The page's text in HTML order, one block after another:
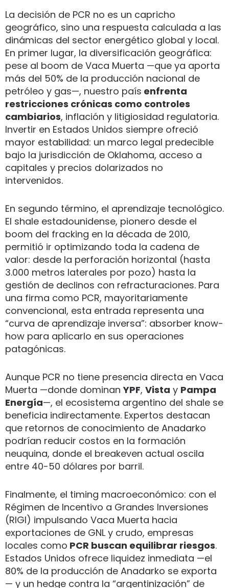
La decisión de PCR no es un capricho
geográfico, sino una respuesta calculada a las
dinámicas del sector energético global y local.
En primer lugar, la diversificación geográfica:
pese al boom de Vaca Muerta —que ya aporta
más del 50% de la producción nacional de
petróleo y gas—, nuestro país enfrenta
restricciones crónicas como controles
cambiarios, inflación y litigiosidad regulatoria.
Invertir en Estados Unidos siempre ofreció
mayor estabilidad: un marco legal predecible
bajo la jurisdicción de Oklahoma, acceso a
capitales y precios dolarizados no
intervenidos.
En segundo término, el aprendizaje tecnológico.
El shale estadounidense, pionero desde el
boom del fracking en la década de 2010,
permitió ir optimizando toda la cadena de
valor: desde la perforación horizontal (hasta
3.000 metros laterales por pozo) hasta la
gestión de declinos con refracturaciones. Para
una firma como PCR, mayoritariamente
convencional, esta entrada representa una
“curva de aprendizaje inversa”: absorber know-
how para aplicarlo en sus operaciones
patagónicas.
Aunque PCR no tiene presencia directa en Vaca
Muerta —donde dominanYPF, Vista y Pampa
Energía—, el ecosistema argentino del shale se
beneficia indirectamente. Expertos destacan
que retornos de conocimiento de Anadarko
podrían reducir costos en la formación
neuquina, donde el breakeven actual oscila
entre 40-50 dólares por barril.
Finalmente, el timing macroeconómico: con el
Régimen de Incentivo a Grandes Inversiones
(RIGI) impulsando Vaca Muerta hacia
exportaciones de GNL y crudo, empresas
locales como PCR buscan equilibrar riesgos.
Estados Unidos ofrece liquidez inmediata —el
80% de la producción de Anadarko se exporta
— y un hedge contra la “argentinización” de